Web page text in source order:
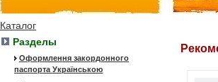
Каталог
Разделы
Оформлення закордонного
паспорта Українською